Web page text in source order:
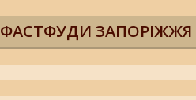
ФАСТФУДИ ЗАПОРІЖЖЯ